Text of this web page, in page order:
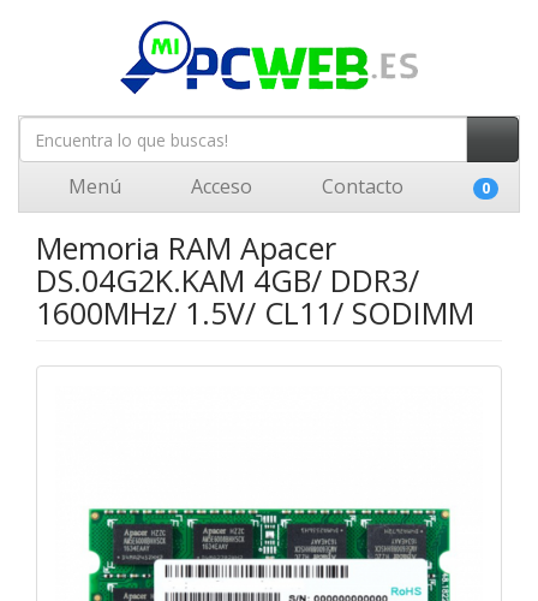
Menú Acceso Contacto 0
Memoria RAM Apacer
DS.04G2K.KAM 4GB/ DDR3/
1600MHz/ 1.5V/ CL11/ SODIMM